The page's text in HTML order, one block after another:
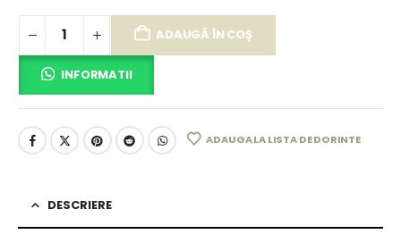
ADAUGĂ ÎN COȘ
INFORMATII
ADAUGA LA LISTA DE DORINTE
DESCRIERE